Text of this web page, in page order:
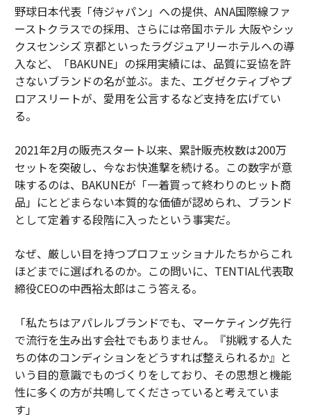
野球日本代表「侍ジャパン」への提供、ANA国際線ファ
ーストクラスでの採用、さらには帝国ホテル 大阪やシッ
クスセンシズ 京都といったラグジュアリーホテルへの導
入など、「BAKUNE」の採用実績には、品質に妥協を許
さないブランドの名が並ぶ。また、エグゼクティブやプ
ロアスリートが、愛用を公言するなど支持を広げてい
る。
2021年2月の販売スタート以来、累計販売枚数は200万
セットを突破し、今なお快進撃を続ける。この数字が意
味するのは、BAKUNEが「一着買って終わりのヒット商
品」にとどまらない本質的な価値が認められ、ブランド
として定着する段階に入ったという事実だ。
なぜ、厳しい目を持つプロフェッショナルたちからこれ
ほどまでに選ばれるのか。この問いに、TENTIAL代表取
締役CEOの中西裕太郎はこう答える。
「私たちはアパレルブランドでも、マーケティング先行
で流行を生み出す会社でもありません。『挑戦する人た
ちの体のコンディションをどうすれば整えられるか』と
いう目的意識でものづくりをしており、その思想と機能
性に多くの方が共鳴してくださっていると考えていま
す」